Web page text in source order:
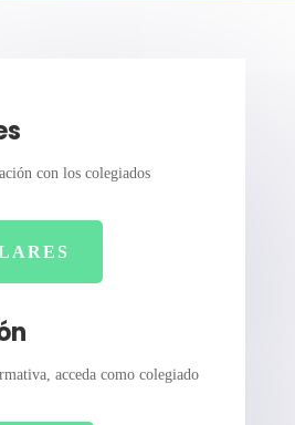
con los colegiados
acceda como colegiado